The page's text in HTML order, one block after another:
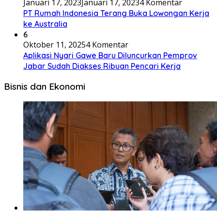
Januari 17, 2023 Januari 17, 20234 Komentar
PT Rumah Indonesia Terang Buka Lowongan Kerja
ke Australia
6
Oktober 11, 20254 Komentar
Aplikasi Nyari Gawe Baru Diluncurkan Pemprov
Jabar Sudah Diakses Ribuan Pencari Kerja
Bisnis dan Ekonomi